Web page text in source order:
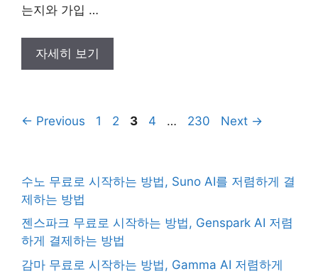
는지와 가입 …
자세히 보기
← Previous Page
1 Page
2 Page
3 Page
4 … Page
230 Next →
수노 무료로 시작하는 방법, Suno AI를 저렴하게 결
제하는 방법
젠스파크 무료로 시작하는 방법, Genspark AI 저렴
하게 결제하는 방법
감마 무료로 시작하는 방법, Gamma AI 저렴하게